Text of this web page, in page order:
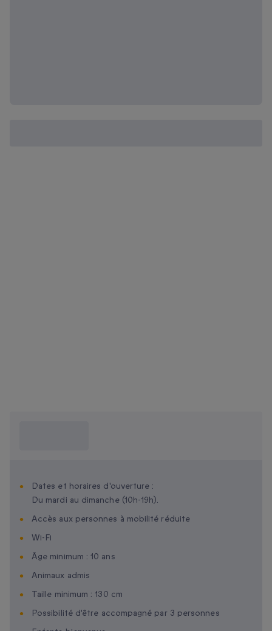
Dates et horaires d'ouverture :
Du mardi au dimanche (10h-19h).
Accès aux personnes à mobilité réduite
Wi-Fi
Âge minimum : 10 ans
Animaux admis
Taille minimum : 130 cm
Possibilité d'être accompagné par 3 personnes